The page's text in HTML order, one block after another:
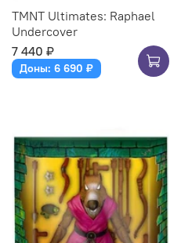
TMNT Ultimates: Raphael
Undercover
7 440 ₽
Доны: 6 690 ₽